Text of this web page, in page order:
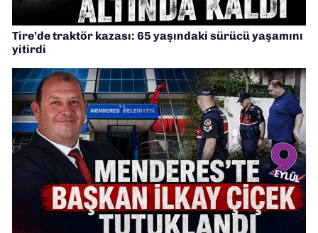
Tire’de traktör kazası: 65 yaşındaki sürücü yaşamını
yitirdi